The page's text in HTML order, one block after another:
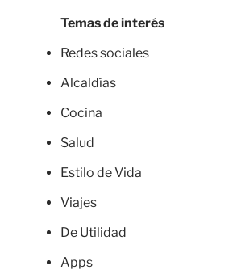
Temas de interés
Redes sociales
Alcaldías
Cocina
Salud
Estilo de Vida
Viajes
De Utilidad
Apps